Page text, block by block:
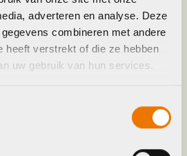
adverteren en analyse. Deze
combineren met andere
heeft verstrekt of die ze hebben
uw gebruik van hun services.
Energizer Plus